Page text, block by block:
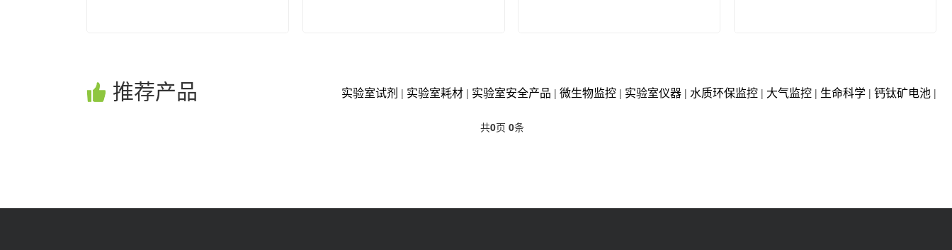
推荐产品 实验室试剂 | 实验室耗材 | 实验室安全产品 | 微生物监控 | 实验室仪器 | 水质环保监控 | 大气监控 | 生命科学 | 钙钛矿电池 |
共0页 0条